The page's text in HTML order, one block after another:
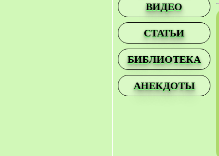
ВИДЕО
СТАТЬИ
БИБЛИОТЕКА
АНЕКДОТЫ